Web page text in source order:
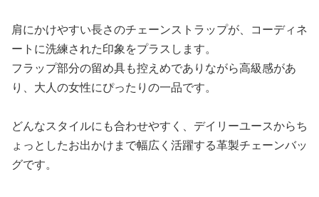
肩にかけやすい長さのチェーンストラップが、コーディネ
ートに洗練された印象をプラスします。
フラップ部分の留め具も控えめでありながら高級感があ
り、大人の女性にぴったりの一品です。
どんなスタイルにも合わせやすく、デイリーユースからち
ょっとしたお出かけまで幅広く活躍する革製チェーンバッ
グです。